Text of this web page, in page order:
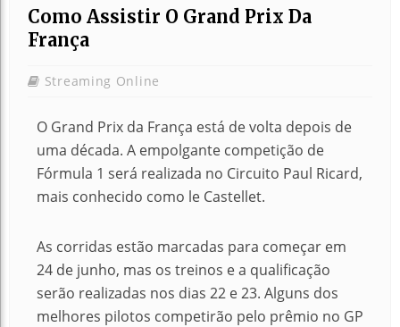
Como Assistir O Grand Prix Da
França
Streaming Online
O Grand Prix da França está de volta depois de
uma década. A empolgante competição de
Fórmula 1 será realizada no Circuito Paul Ricard,
mais conhecido como le Castellet.
As corridas estão marcadas para começar em
24 de junho, mas os treinos e a qualificação
serão realizadas nos dias 22 e 23. Alguns dos
melhores pilotos competirão pelo prêmio no GP